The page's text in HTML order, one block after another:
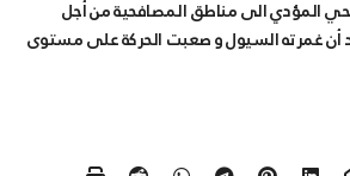
المؤدي الى مناطق المصافحية من أجل
أن غمرته السيول و صعبت الحركة على مستوى